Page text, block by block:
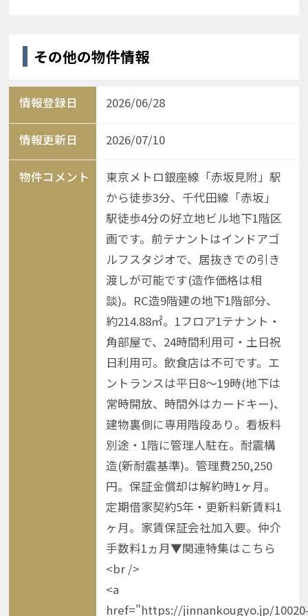
その他の物件情報
情報登録日 2026/06/28
情報更新日 2026/07/10
物件コメント
東京メトロ銀座線「赤坂見附」駅
から徒歩3分、千代田線「赤坂」
駅徒歩4分の好立地ビル地下1階区
画です。前テナントはインドアゴ
ルフスタジオで、居抜きでの引き
渡しが可能です(造作価格は相
談)。RC造9階建の地下1階部分、
約214.88㎡。1フロア1テナント・
角部屋で、24時間利用可・土日祝
日利用可。飲食店は不可です。エ
ントランスは平日8〜19時(地下は
常時開放、時間外はカードキー)、
建物裏側に専用階段あり。看板料
別途・1階に管理人駐在。耐震構
造(新耐震基準)。管理費250,250
円。保証金償却は解約時1ヶ月。
定期借家契約5年・更新料新賃料1
ヶ月。家賃保証会社加入要。仲介
手数料1ヵ月▼関連特集はこちら
<br />
<a
href="https://jinnankougyo.jp/